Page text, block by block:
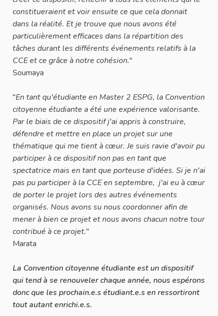
constitueraient et voir ensuite ce que cela donnait
dans la réalité. Et je trouve que nous avons été
particulièrement efficaces dans la répartition des
tâches durant les différents événements relatifs à la
CCE et ce grâce à notre cohésion."
Soumaya
"En tant qu'étudiante en Master 2 ESPG, la Convention
citoyenne étudiante a été une expérience valorisante.
Par le biais de ce dispositif j'ai appris à construire,
défendre et mettre en place un projet sur une
thématique qui me tient à cœur. Je suis ravie d'avoir pu
participer à ce dispositif non pas en tant que
spectatrice mais en tant que porteuse d'idées. Si je n'ai
pas pu participer à la CCE en septembre, j'ai eu à cœur
de porter le projet lors des autres événements
organisés. Nous avons su nous coordonner afin de
mener à bien ce projet et nous avons chacun notre tour
contribué à ce projet."
Marata
La Convention citoyenne étudiante est un dispositif
qui tend à se renouveler chaque année, nous espérons
donc que les prochain.e.s étudiant.e.s en ressortiront
tout autant enrichi.e.s.